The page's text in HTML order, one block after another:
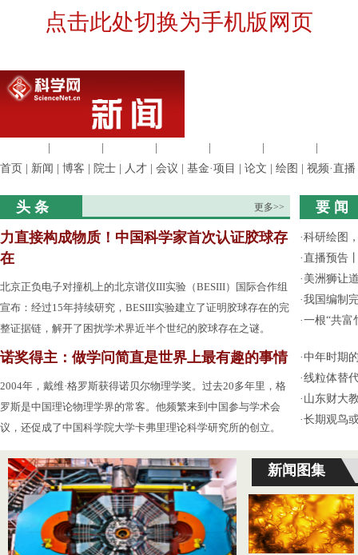
点击此处切换为手机版网页
首页
新闻 博客 院士 人才 会议 基金·项目 论文 绘图 视频·直播
头 条 更多>>
力直接构成物质！中国科学家首次认证胶球存
在
北京正负电子对撞机上的北京谱仪III实验（BESIII）国际合作组
宣布：经过15年持续研究，BESIII实验建立了证明胶球存在的完
整证据链，解开了困扰学术界近半个世纪的胶球存在之谜。
诺奖得主：做学问简直是世界上最有趣的事情
2004年，戴维·格罗斯获得诺贝尔物理学奖。过去20多年里，格
罗斯是中国理论物理学界的常客。他频繁来到中国参与学术会
议，还促成了中国科学院大学卡弗里理论科学研究所的创立。
要 闻
·科研绘图
·直播预告
· 美洲狮让
·我国编制
·一根“共富
·中年时期
·线粒体替
· 山东财大
·长期观鸟
新闻图集